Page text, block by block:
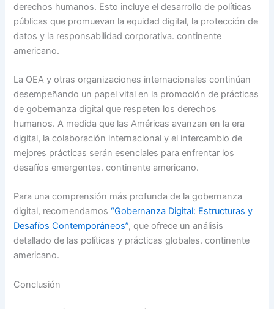
derechos humanos. Esto incluye el desarrollo de políticas
públicas que promuevan la equidad digital, la protección de
datos y la responsabilidad corporativa. continente
americano.
La OEA y otras organizaciones internacionales continúan
desempeñando un papel vital en la promoción de prácticas
de gobernanza digital que respeten los derechos
humanos. A medida que las Américas avanzan en la era
digital, la colaboración internacional y el intercambio de
mejores prácticas serán esenciales para enfrentar los
desafíos emergentes. continente americano.
Para una comprensión más profunda de la gobernanza
digital, recomendamos“Gobernanza Digital: Estructuras y
Desafíos Contemporáneos”, que ofrece un análisis
detallado de las políticas y prácticas globales. continente
americano.
Conclusión